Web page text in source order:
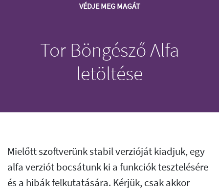
VÉDJE MEG MAGÁT
Tor Böngésző Alfa
letöltése
Mielőtt szoftverünk stabil verzióját kiadjuk, egy
alfa verziót bocsátunk ki a funkciók tesztelésére
és a hibák felkutatására. Kérjük, csak akkor